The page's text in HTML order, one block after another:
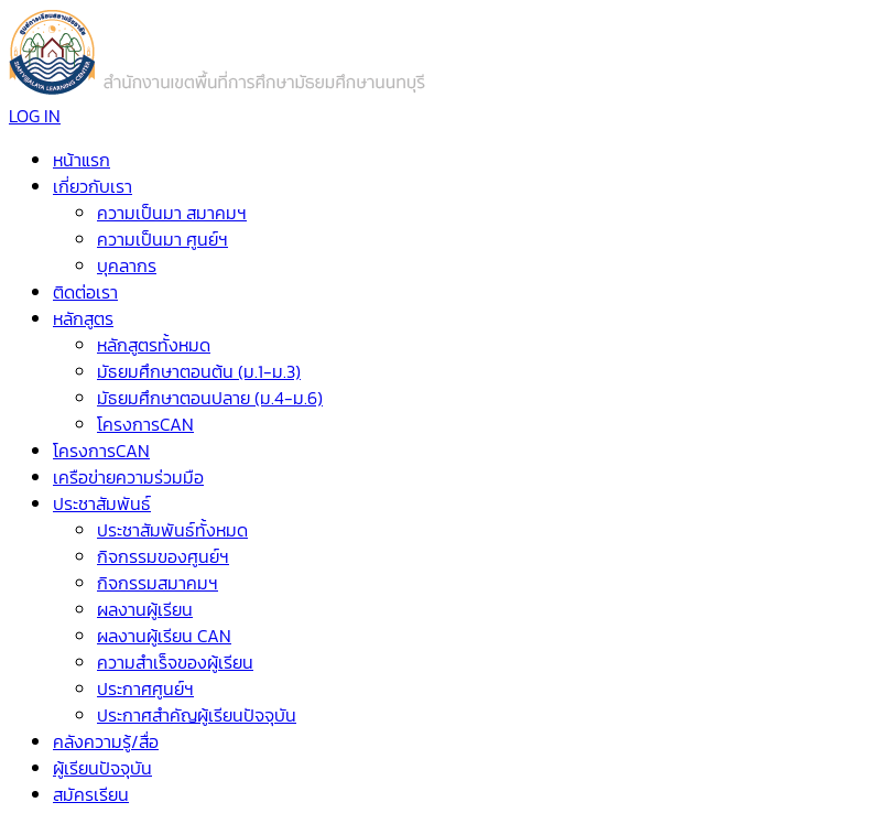
LOG IN
หน้าแรก
เกี่ยวกับเรา
ความเป็นมา สมาคมฯ
ความเป็นมา ศูนย์ฯ
บุคลากร
ติดต่อเรา
หลักสูตร
หลักสูตรทั้งหมด
มัธยมศึกษาตอนต้น (ม.1-ม.3)
มัธยมศึกษาตอนปลาย (ม.4-ม.6)
โครงการCAN
โครงการCAN
เครือข่ายความร่วมมือ
ประชาสัมพันธ์
ประชาสัมพันธ์ทั้งหมด
กิจกรรมของศูนย์ฯ
กิจกรรมสมาคมฯ
ผลงานผู้เรียน
ผลงานผู้เรียน CAN
ความสำเร็จของผู้เรียน
ประกาศศูนย์ฯ
ประกาศสำคัญผู้เรียนปัจจุบัน
คลังความรู้/สื่อ
ผู้เรียนปัจจุบัน
สมัครเรียน